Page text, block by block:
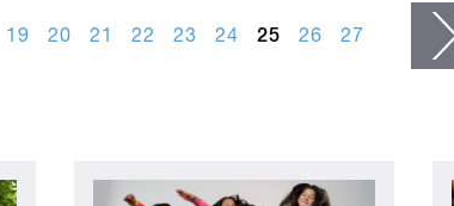
19 20 21 22 23 24 25 26 27